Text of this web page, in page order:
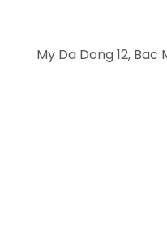
17/22 My Da Dong 12,